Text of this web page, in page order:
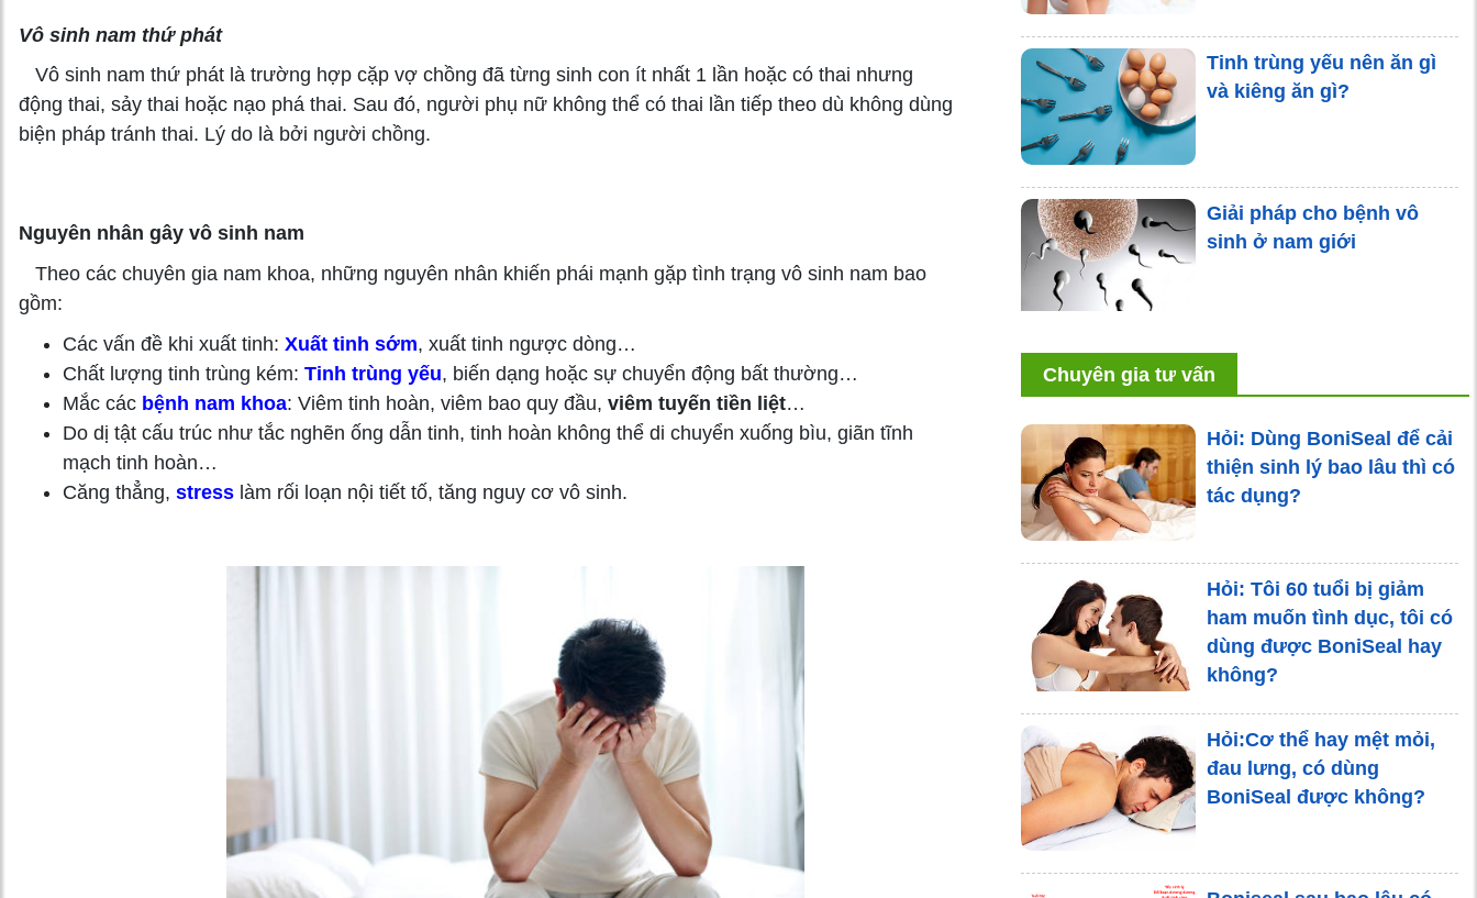
Vô sinh nam thứ phát
Vô sinh nam thứ phát là trường hợp cặp vợ chồng đã từng sinh con ít nhất 1 lần hoặc có thai nhưng
động thai, sảy thai hoặc nạo phá thai. Sau đó, người phụ nữ không thể có thai lần tiếp theo dù không dùng
biện pháp tránh thai. Lý do là bởi người chồng.
Nguyên nhân gây vô sinh nam
Theo các chuyên gia nam khoa, những nguyên nhân khiến phái mạnh gặp tình trạng vô sinh nam bao
gồm:
Các vấn đề khi xuất tinh: Xuất tinh sớm, xuất tinh ngược dòng…
Chất lượng tinh trùng kém: Tinh trùng yếu, biến dạng hoặc sự chuyển động bất thường…
Mắc các bệnh nam khoa: Viêm tinh hoàn, viêm bao quy đầu, viêm tuyến tiền liệt…
Do dị tật cấu trúc như tắc nghẽn ống dẫn tinh, tinh hoàn không thể di chuyển xuống bìu, giãn tĩnh
mạch tinh hoàn…
Căng thẳng, stress làm rối loạn nội tiết tố, tăng nguy cơ vô sinh.
Tinh trùng yếu nên ăn gì
và kiêng ăn gì?
Giải pháp cho bệnh vô
sinh ở nam giới
Chuyên gia giải đáp: Tập
không?
dược giúp tăng cường
sinh lý nam
Chìa khóa cho sinh lực
nam giới
quý ông không nên bỏ
Chuyên gia tư vấn
Hỏi: Dùng BoniSeal để cải
thiện sinh lý bao lâu thì có
tác dụng?
Hỏi: Tôi 60 tuổi bị giảm
ham muốn tình dục, tôi có
dùng được BoniSeal hay
không?
Hỏi:Cơ thể hay mệt mỏi,
đau lưng, có dùng
BoniSeal được không?